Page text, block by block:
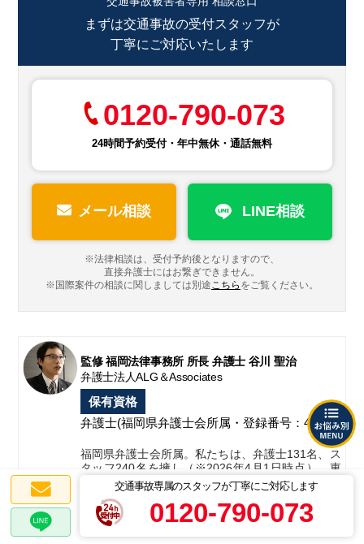
交通事故専属のスタッフが丁寧にご対応します
0120-790-073
まずは交通事故の受付スタッフが
丁寧にご対応いたします
0120-790-073
24時間予約受付・年中無休・通話無料
メール相談 LINE相談
※法律相談は、受付予約後となりますので、
直接弁護士にはお繋ぎできません。
※国際案件の相談に関しましては別途 こちら をご覧ください。
監修 福岡法律事務所 所長 弁護士 谷川 聖治
弁護士法人ALG＆Associates
保有資格
弁護士(福岡県弁護士会所属・登録番号：41560)
福岡県弁護士会所属。私たちは、弁護士131名、ス
タッフ240名を擁し（※2026年4月1日時点）、東
京、札幌、宇都宮、埼玉、千葉、横浜、名古屋、
大阪、神戸、姫路、広島、福岡、タイの国内外13
拠点を構え、全国のお客様のリーガルニーズに迅
速に応対することを可能としております。